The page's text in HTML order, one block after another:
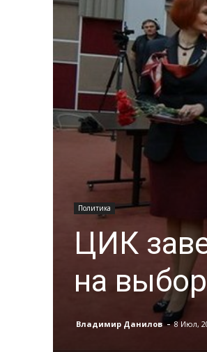
Политика
ЦИК
на
Владимир Данилов - 8 Июл,